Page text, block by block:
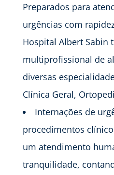
Preparados para
urgências com
Hospital Albert Sabin
multiprofissional de
diversas
Clínica Geral,
Internações de
procedimentos
um atendimento
tranquilidade,